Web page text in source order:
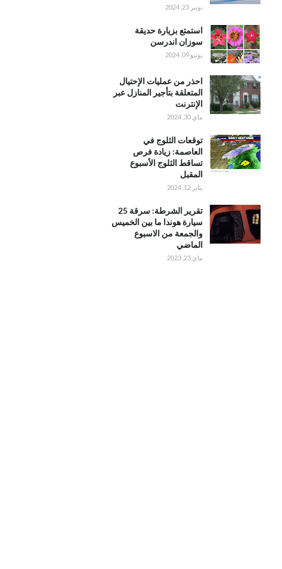
نونبر 23, 2024
استمتع بزيارة حديقة
سوزان اندرسن
يونيو 09, 2024
احذر من عمليات الإحتيال
المتعلقة بتأجير المنازل عبر
الإنترنت
ماي 30, 2024
توقعات الثلوج في
العاصمة: زيادة فرص
تساقط الثلوج الأسبوع
المقبل
يناير 12, 2024
تقرير الشرطة: سرقة 25
سيارة هوندا ما بين الخميس
والجمعة من الاسبوع
الماضي
ماي 23, 2023